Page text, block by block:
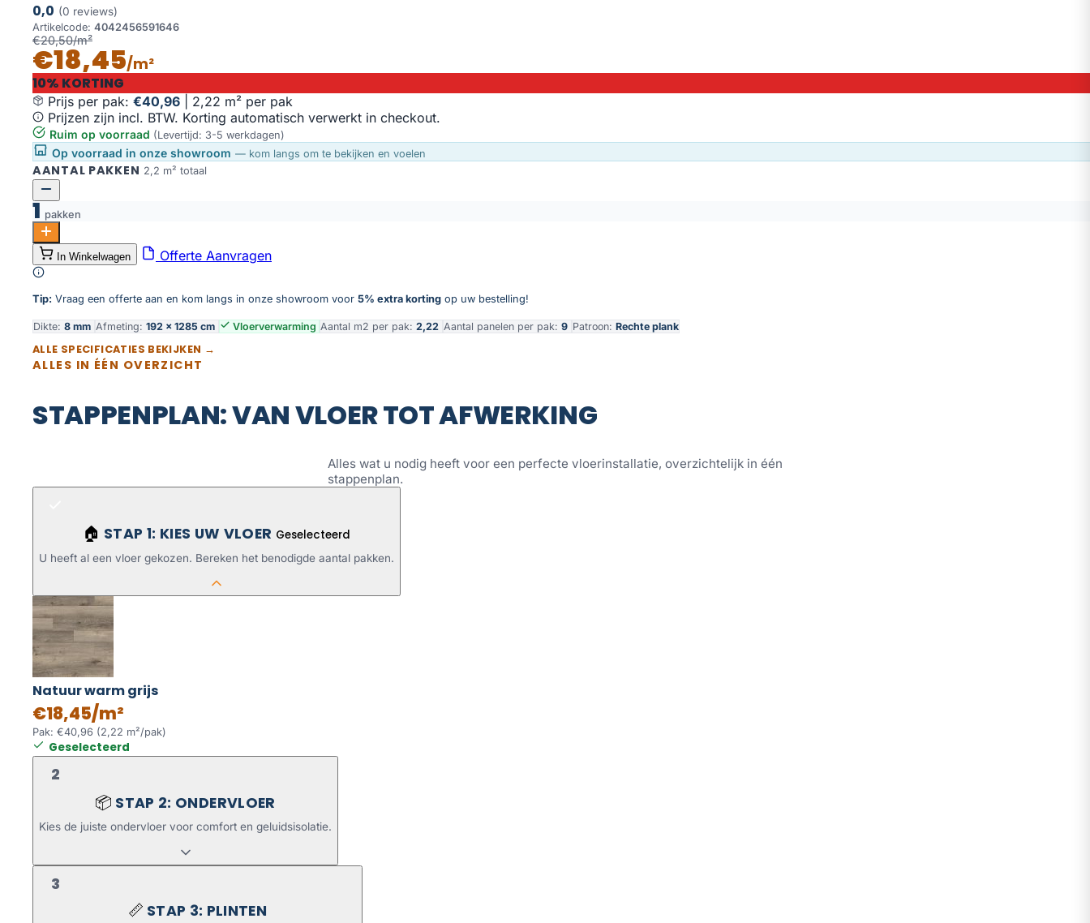
0,0 (0 reviews)
Artikelcode: 4042456591646
€20,50/m²
€18,45/m²
10% KORTING
Prijs per pak: €40,96
2,22 m² per pak
Prijzen zijn incl. BTW. Korting automatisch verwerkt in checkout.
Ruim op voorraad (Levertijd: 3-5 werkdagen)
Op voorraad in onze showroom — kom langs om te bekijken en voelen
AANTAL PAKKEN 2,2 m² totaal
1 pakken
Natuur warm grijs aantal
Toevoegen aan winkelwagen
In Winkelwagen Offerte Aanvragen
Tip: Vraag een offerte aan en kom langs in onze showroom voor 5% extra korting op uw bestelling!
Dikte: 8 mm Afmeting: 192 × 1285 cm Vloerverwarming Aantal m2 per pak: 2,22 Aantal panelen per pak: 9 Patroon: Rechte plank
ALLE SPECIFICATIES BEKIJKEN →
ALLES IN ÉÉN OVERZICHT
STAPPENPLAN: VAN VLOER TOT AFWERKING
Alles wat u nodig heeft voor een perfecte vloerinstallatie, overzichtelijk in één
stappenplan.
🏠 STAP 1: KIES UW VLOER Geselecteerd
U heeft al een vloer gekozen. Bereken het benodigde aantal pakken.
Natuur warm grijs
€18,45/m²
Pak: €40,96 (2,22 m²/pak)
Geselecteerd
2
📦 STAP 2: ONDERVLOER
Kies de juiste ondervloer voor comfort en geluidsisolatie.
3
📏 STAP 3: PLINTEN